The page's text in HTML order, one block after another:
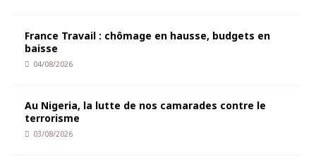
France Travail : chômage en hausse, budgets en
baisse
04/08/2026
Au Nigeria, la lutte de nos camarades contre le
terrorisme
03/08/2026